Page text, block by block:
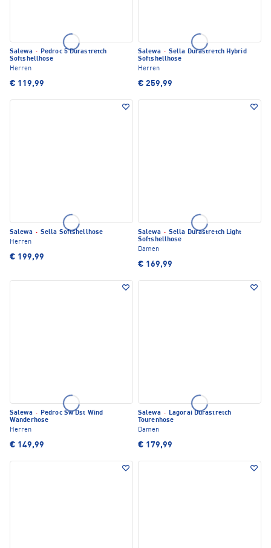
Salewa · Pedroc 5 Durastretch
Softshellhose
Herren
€ 119,99
Salewa · Sella Durastretch Hybrid
Softshellhose
Herren
€ 259,99
Salewa · Sella Softshellhose
Herren
€ 199,99
Salewa · Sella Durastretch Light
Softshellhose
Damen
€ 169,99
Salewa · Pedroc Sw Dst Wind
Wanderhose
Herren
€ 149,99
Salewa · Lagorai Durastretch
Tourenhose
Damen
€ 179,99